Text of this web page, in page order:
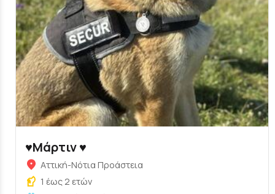
♥️Μάρτιν ♥️
Αττική-Νότια Προάστεια
1 έως 2 ετών